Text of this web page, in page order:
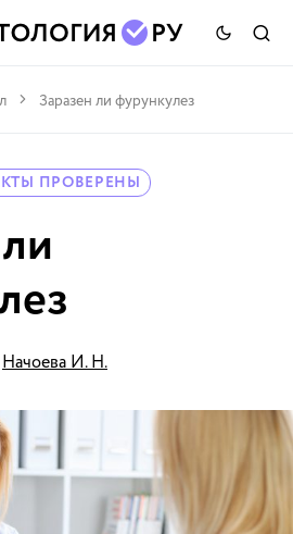
Заразен ли фурункулез
ПРОВЕРЕНЫ
Начоева И. Н.